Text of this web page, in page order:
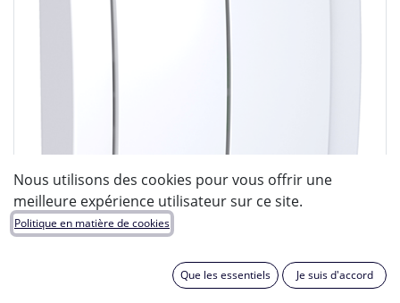
Schneider Electric
Nous utilisons des cookies pour vous offrir une
meilleure expérience utilisateur sur ce site.
Politique en matière de cookies
Que les essentiels Je suis d'accord